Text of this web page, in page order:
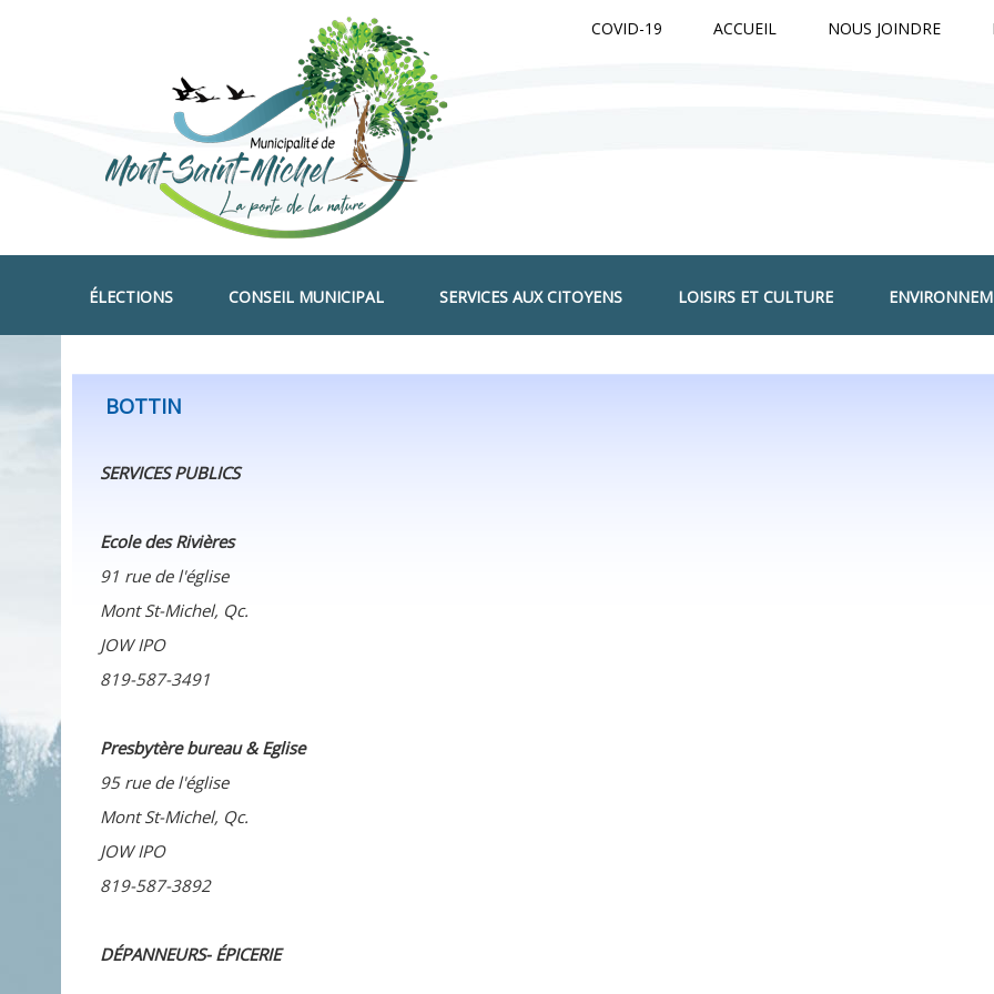
NOUS JOINDRE
ACCUEIL
COVID-19
ÉLECTIONS CONSEIL MUNICIPAL SERVICES AUX CITOYENS LOISIRS ET CULTURE
BOTTIN
SERVICES PUBLICS
Ecole des Rivières
91 rue de l'église
Mont St-Michel, Qc.
JOW IPO
819-587-3491
Presbytère bureau & Eglise
95 rue de l'église
Mont St-Michel, Qc.
JOW IPO
819-587-3892
DÉPANNEURS- ÉPICERIE